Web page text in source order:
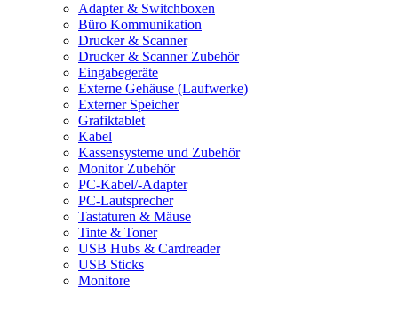
Adapter & Switchboxen
Büro Kommunikation
Drucker & Scanner
Drucker & Scanner Zubehör
Eingabegeräte
Externe Gehäuse (Laufwerke)
Externer Speicher
Grafiktablet
Kabel
Kassensysteme und Zubehör
Monitor Zubehör
PC-Kabel/-Adapter
PC-Lautsprecher
Tastaturen & Mäuse
Tinte & Toner
USB Hubs & Cardreader
USB Sticks
Monitore